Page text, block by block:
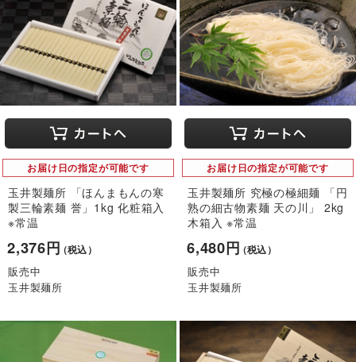
お届け日の指定が可能です
玉井製麺所 「ほんまもんの寒
製三輪素麺 誉」1kg 化粧箱入
※常温
2,376円（税込）
販売中
玉井製麺所
お届け日の指定が可能です
玉井製麺所 究極の極細麺 「円
熟の細古物素麺 天の川」 2kg
木箱入 ※常温
6,480円（税込）
販売中
玉井製麺所